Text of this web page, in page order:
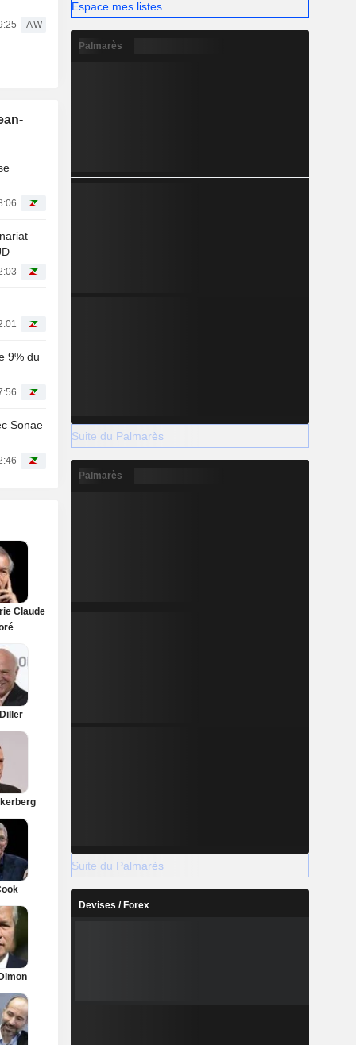
AW
9% du
Sonae
Claude
Espace mes listes
Palmarès
Suite du Palmarès
Palmarès
Suite du Palmarès
Devises / Forex